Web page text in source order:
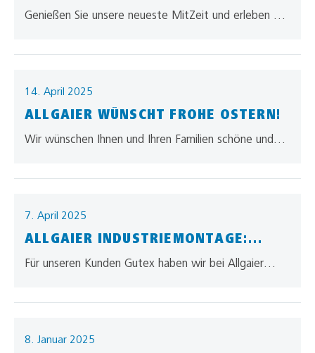
Genießen Sie unsere neueste MitZeit und erleben Sie
14. April 2025
ALLGAIER WÜNSCHT FROHE OSTERN!
Wir wünschen Ihnen und Ihren Familien schöne und
Freude und gemeinsamer Momente sein. Ein…
7. April 2025
ALLGAIER INDUSTRIEMONTAGE:
ERFOLGREICHE
FLÄCHENFREISPIELUNG BEI KUNDE
Für unseren Kunden Gutex haben wir bei Allgaier
beeindruckende Trocknungsanlage abgebaut, um
8. Januar 2025